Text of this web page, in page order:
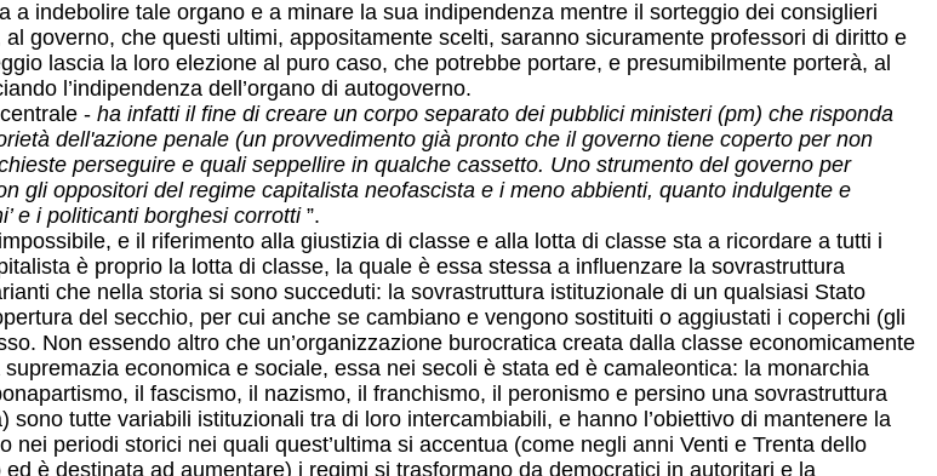
indebolire tale organo e a minare la sua indipendenza mentre il sorteggio dei consiglieri
governo, che questi ultimi, appositamente scelti, saranno sicuramente professori di diritto e
lascia la loro elezione al puro caso, che potrebbe portare, e presumibilmente porterà, al
l’indipendenza dell’organo di autogoverno.
- ha infatti il fine di creare un corpo separato dei pubblici ministeri (pm) che risponda
dell'azione penale (un provvedimento già pronto che il governo tiene coperto per non
perseguire e quali seppellire in qualche cassetto. Uno strumento del governo per
gli oppositori del regime capitalista neofascista e i meno abbienti, quanto indulgente e
e i politicanti borghesi corrotti”.
e il riferimento alla giustizia di classe e alla lotta di classe sta a ricordare a tutti i
è proprio la lotta di classe, la quale è essa stessa a influenzare la sovrastruttura
che nella storia si sono succeduti: la sovrastruttura istituzionale di un qualsiasi Stato
del secchio, per cui anche se cambiano e vengono sostituiti o aggiustati i coperchi (gli
Non essendo altro che un’organizzazione burocratica creata dalla classe economicamente
economica e sociale, essa nei secoli è stata ed è camaleontica: la monarchia
il fascismo, il nazismo, il franchismo, il peronismo e persino una sovrastruttura
tutte variabili istituzionali tra di loro intercambiabili, e hanno l’obiettivo di mantenere la
periodi storici nei quali quest’ultima si accentua (come negli anni Venti e Trenta dello
è destinata ad aumentare) i regimi si trasformano da democratici in autoritari e la